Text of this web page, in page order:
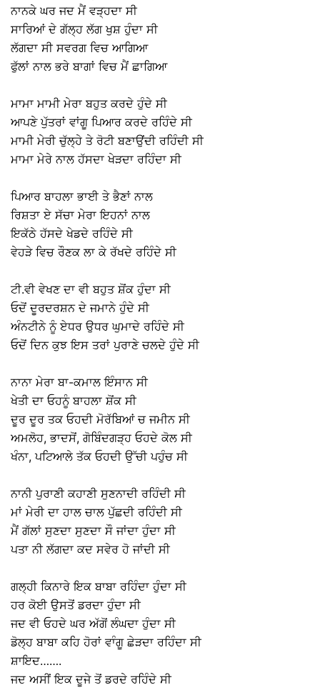
ਨਾਨਕੇ ਘਰ ਜਦ ਮੈਂ ਵੜ੍ਹਦਾ ਸੀ ⠀
ਸਾਰਿਆਂ ਦੇ ਗੱਲ੍ਹ ਲੱਗ ਖੁਸ਼ ਹੁੰਦਾ ਸੀ ⠀
ਲੱਗਦਾ ਸੀ ਸਵਰਗ ਵਿਚ ਆਗਿਆ ⠀
ਫੁੱਲਾਂ ਨਾਲ ਭਰੇ ਬਾਗਾਂ ਵਿਚ ਮੈਂ ਛਾਗਿਆ ⠀
ਮਾਮਾ ਮਾਮੀ ਮੇਰਾ ਬਹੁਤ ਕਰਦੇ ਹੁੰਦੇ ਸੀ ⠀
ਆਪਣੇ ਪੁੱਤਰਾਂ ਵਾਂਗੂ ਪਿਆਰ ਕਰਦੇ ਰਹਿੰਦੇ ਸੀ ⠀
ਮਾਮੀ ਮੇਰੀ ਚੁੱਲ੍ਹੇ ਤੇ ਰੋਟੀ ਬਣਾਉਂਦੀ ਰਹਿੰਦੀ ਸੀ ⠀
ਮਾਮਾ ਮੇਰੇ ਨਾਲ ਹੱਸਦਾ ਖੇੜਦਾ ਰਹਿੰਦਾ ਸੀ ⠀
ਪਿਆਰ ਬਾਹਲਾ ਭਾਈ ਤੇ ਭੈਣਾਂ ਨਾਲ ⠀
ਰਿਸ਼ਤਾ ਏ ਸੱਚਾ ਮੇਰਾ ਇਹਨਾਂ ਨਾਲ⠀
ਇਕੱਠੇ ਹੱਸਦੇ ਖੇਡਦੇ ਰਹਿੰਦੇ ਸੀ ⠀
ਵੇਹੜੇ ਵਿਚ ਰੌਣਕ ਲਾ ਕੇ ਰੱਖਦੇ ਰਹਿੰਦੇ ਸੀ ⠀
ਟੀ.ਵੀ ਵੇਖਣ ਦਾ ਵੀ ਬਹੁਤ ਸ਼ੋਂਕ ਹੁੰਦਾ ਸੀ ⠀
ਓਦੋਂ ਦੂਰਦਰਸ਼ਨ ਦੇ ਜਮਾਨੇ ਹੁੰਦੇ ਸੀ ⠀
ਅੰਨਟੀਨੇ ਨੂੰ ਏਧਰ ਉਧਰ ਘੁਮਾਦੇ ਰਹਿੰਦੇ ਸੀ ⠀
ਓਦੋਂ ਦਿਨ ਕੁਝ ਇਸ ਤਰਾਂ ਪੁਰਾਣੇ ਚਲਦੇ ਹੁੰਦੇ ਸੀ ⠀
ਨਾਨਾ ਮੇਰਾ ਬਾ-ਕਮਾਲ ਇੰਸਾਨ ਸੀ ⠀
ਖੇਤੀ ਦਾ ਓਹਨੂੰ ਬਾਹਲਾ ਸ਼ੋਂਕ ਸੀ ⠀
ਦੂਰ ਦੂਰ ਤਕ ਓਹਦੀ ਮੋਰੱਬਿਆਂ ਚ ਜਮੀਨ ਸੀ ⠀
ਅਮਲੋਹ, ਭਾਦਸੋਂ, ਗੋਬਿੰਦਗੜ੍ਹ ਓਹਦੇ ਕੋਲ ਸੀ ⠀
ਖੰਨਾ, ਪਟਿਆਲੇ ਤੱਕ ਓਹਦੀ ਉੱਚੀ ਪਹੁੰਚ ਸੀ ⠀
ਨਾਨੀ ਪੁਰਾਣੀ ਕਹਾਣੀ ਸੁਣਨਾਦੀ ਰਹਿੰਦੀ ਸੀ ⠀
ਮਾਂ ਮੇਰੀ ਦਾ ਹਾਲ ਚਾਲ ਪੁੱਛਦੀ ਰਹਿੰਦੀ ਸੀ ⠀
ਮੈਂ ਗੱਲਾਂ ਸੁਣਦਾ ਸੁਣਦਾ ਸੌ ਜਾਂਦਾ ਹੁੰਦਾ ਸੀ ⠀
ਪਤਾ ਨੀ ਲੱਗਦਾ ਕਦ ਸਵੇਰ ਹੋ ਜਾਂਦੀ ਸੀ ⠀
ਗਲ੍ਹੀ ਕਿਨਾਰੇ ਇਕ ਬਾਬਾ ਰਹਿੰਦਾ ਹੁੰਦਾ ਸੀ ⠀
ਹਰ ਕੋਈ ਉਸਤੋਂ ਡਰਦਾ ਹੁੰਦਾ ਸੀ ⠀
ਜਦ ਵੀ ਓਹਦੇ ਘਰ ਅੱਗੋਂ ਲੰਘਦਾ ਹੁੰਦਾ ਸੀ ⠀
ਡੋਲ੍ਹ ਬਾਬਾ ਕਹਿ ਹੋਰਾਂ ਵਾੰਗੂ ਛੇੜਦਾ ਰਹਿੰਦਾ ਸੀ⠀
ਸ਼ਾਇਦ…….⠀
ਜਦ ਅਸੀਂ ਇਕ ਦੂਜੇ ਤੋਂ ਡਰਦੇ ਰਹਿੰਦੇ ਸੀ ⠀